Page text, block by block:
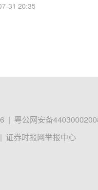
31 20:35
| 粤公网安备
| 证券时报网举报中心